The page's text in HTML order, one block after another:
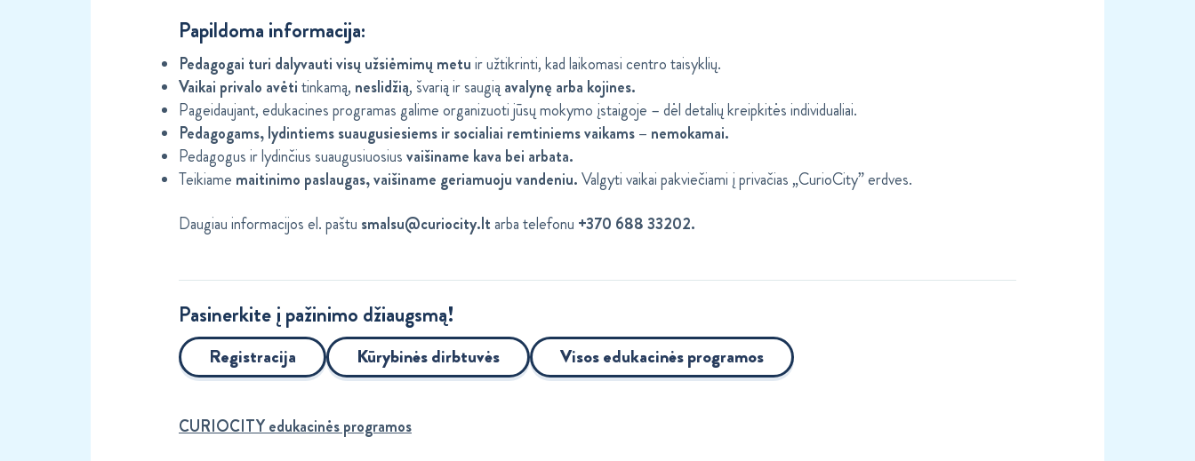
Papildoma informacija:
Pedagogai turi dalyvauti visų užsiėmimų metuir užtikrinti, kad laikomasi centro taisyklių.
Vaikai privalo avėtitinkamą, neslidžią, švarią ir saugią avalynę arba kojines.
Pageidaujant, edukacines programas galime organizuoti jūsų mokymo įstaigoje – dėl detalių kreipkitės individualiai.
Pedagogams, lydintiems suaugusiesiems ir socialiai remtiniems vaikams – nemokamai.
Pedagogus ir lydinčius suaugusiuosiusvaišiname kava bei arbata.
Teikiame maitinimo paslaugas, vaišiname geriamuoju vandeniu.Valgyti vaikai pakviečiami į privačias „CurioCity” erdves.
Daugiau informacijos el. paštu smalsu@curiocity.ltarba telefonu +370 688 33202.
Pasinerkite į pažinimo džiaugsmą!
Registracija Kūrybinės dirbtuvės Visos edukacinės programos
CURIOCITY edukacinės programos